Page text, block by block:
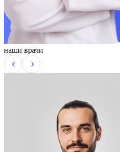
наши врачи